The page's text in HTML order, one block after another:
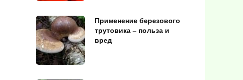
Применение березового
трутовика – польза и
вред